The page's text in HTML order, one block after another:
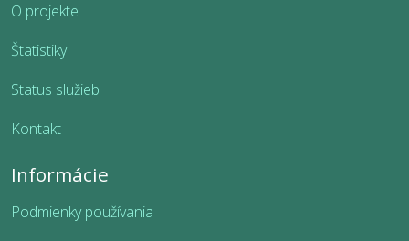
O projekte
Štatistiky
Status služieb
Kontakt
Informácie
Podmienky používania